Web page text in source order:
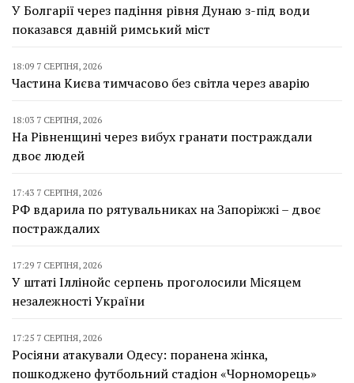
У Болгарії через падіння рівня Дунаю з-під води
показався давній римський міст
18:09 7 СЕРПНЯ, 2026
Частина Києва тимчасово без світла через аварію
18:03 7 СЕРПНЯ, 2026
На Рівненщині через вибух гранати постраждали
двоє людей
17:43 7 СЕРПНЯ, 2026
РФ вдарила по рятувальниках на Запоріжжі – двоє
постраждалих
17:29 7 СЕРПНЯ, 2026
У штаті Іллінойс серпень проголосили Місяцем
незалежності України
17:25 7 СЕРПНЯ, 2026
Росіяни атакували Одесу: поранена жінка,
пошкоджено футбольний стадіон «Чорноморець»